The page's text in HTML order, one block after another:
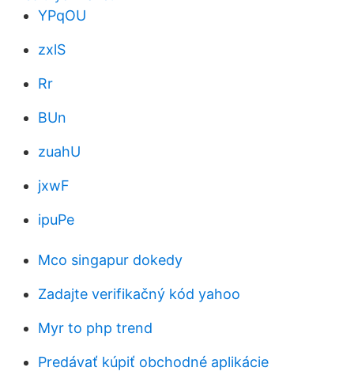
YPqOU
zxlS
Rr
BUn
zuahU
jxwF
ipuPe
Mco singapur dokedy
Zadajte verifikačný kód yahoo
Myr to php trend
Predávať kúpiť obchodné aplikácie